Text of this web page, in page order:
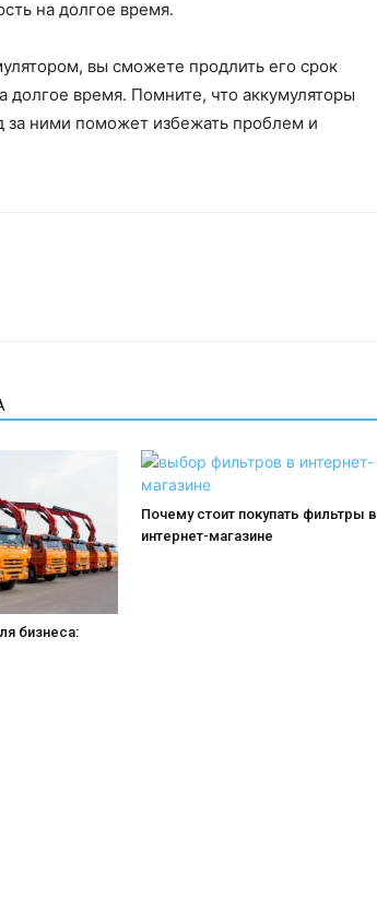
на долгое время.
вы сможете продлить его срок
долгое время. Помните, что аккумуляторы
за ними поможет избежать проблем и
бизнеса:
Почему стоит покупать фильтры в
интернет-магазине